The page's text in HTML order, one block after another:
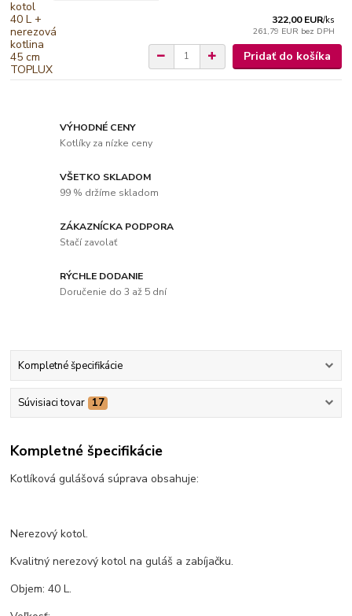
322,00 EUR/ks
261,79 EUR bez DPH
Pridať do košíka
VÝHODNÉ CENY
Kotlíky za nízke ceny
VŠETKO SKLADOM
99 % držíme skladom
ZÁKAZNÍCKA PODPORA
Stačí zavolať
RÝCHLE DODANIE
Doručenie do 3 až 5 dní
Kompletné špecifikácie
Súvisiaci tovar 17
Kompletné špecifikácie
Kotlíková gulášová súprava obsahuje:
Nerezový kotol.
Kvalitný nerezový kotol na guláš a zabíjačku.
Objem: 40 L.